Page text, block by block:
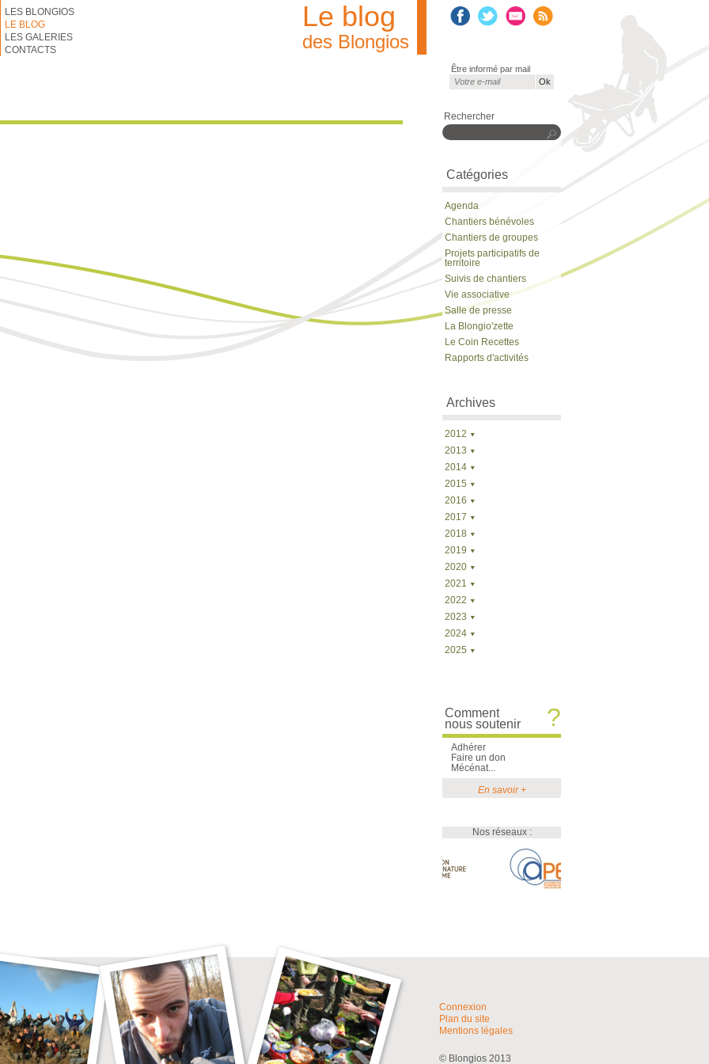
LES BLONGIOS
LE BLOG
LES GALERIES
CONTACTS
Être informé par mail
Courriel*
Le blog
des Blongios
Rechercher
Rechercher
Catégories
Agenda
Chantiers bénévoles
Chantiers de groupes
Projets participatifs de
territoire
Suivis de chantiers
Vie associative
Salle de presse
La Blongio'zette
Le Coin Recettes
Rapports d'activités
Archives
2012
2013
2014
2015
2016
2017
2018
2019
2020
2021
2022
2023
2024
2025
Comment
nous soutenir
?
Adhérer
Faire un don
Mécénat...
En savoir +
Nos réseaux :
Connexion
Plan du site
Mentions légales
© Blongios 2013